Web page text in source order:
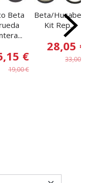
Beta
€
19,00 €
Beta/
Kit Rep....
28,05 €
33,00 €